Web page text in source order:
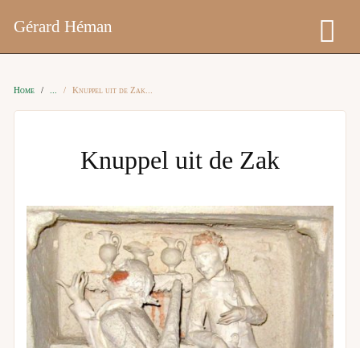
Gérard Héman
Home Knuppel uit de Zak
Knuppel uit de Zak